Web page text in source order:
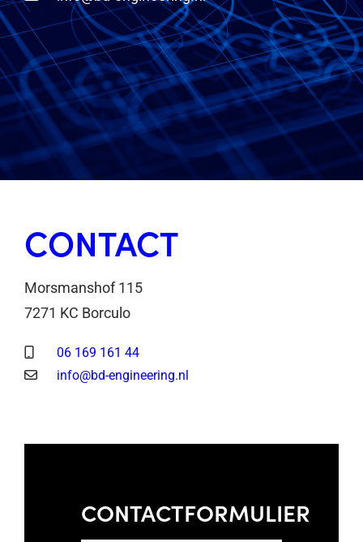
CONTACT
Morsmanshof 115
7271 KC Borculo
06 169 161 44
info@bd-engineering.nl
CONTACTFORMULIER